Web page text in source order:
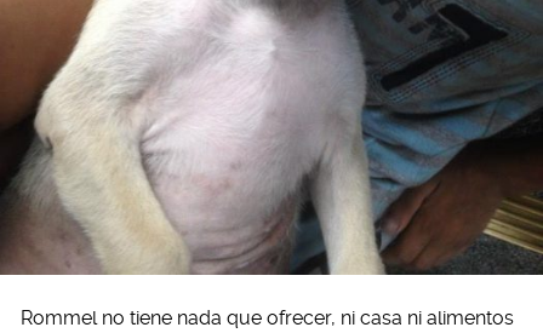
Rommel no tiene nada que ofrecer, ni casa ni alimentos